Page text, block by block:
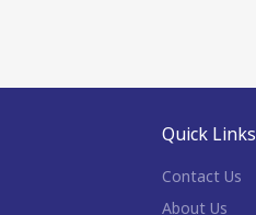
Quick Links
Contact Us
About Us